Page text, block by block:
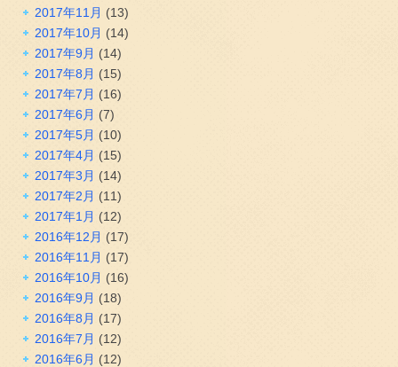
2017年11月 (13)
2017年10月 (14)
2017年9月 (14)
2017年8月 (15)
2017年7月 (16)
2017年6月 (7)
2017年5月 (10)
2017年4月 (15)
2017年3月 (14)
2017年2月 (11)
2017年1月 (12)
2016年12月 (17)
2016年11月 (17)
2016年10月 (16)
2016年9月 (18)
2016年8月 (17)
2016年7月 (12)
2016年6月 (12)